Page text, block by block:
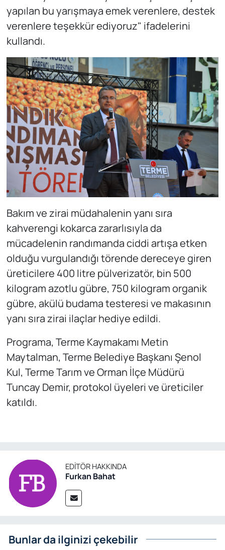
yapılan bu yarışmaya emek verenlere, destek
verenlere teşekkür ediyoruz" ifadelerini
kullandı.
Bakım ve zirai müdahalenin yanı sıra
kahverengi kokarca zararlısıyla da
mücadelenin randımanda ciddi artışa etken
olduğu vurgulandığı törende dereceye giren
üreticilere 400 litre pülverizatör, bin 500
kilogram azotlu gübre, 750 kilogram organik
gübre, akülü budama testeresi ve makasının
yanı sıra zirai ilaçlar hediye edildi.
Programa, Terme Kaymakamı Metin
Maytalman, Terme Belediye Başkanı Şenol
Kul, Terme Tarım ve Orman İlçe Müdürü
Tuncay Demir, protokol üyeleri ve üreticiler
katıldı.
EDITÖR HAKKINDA
Furkan Bahat
Bunlar da ilginizi çekebilir